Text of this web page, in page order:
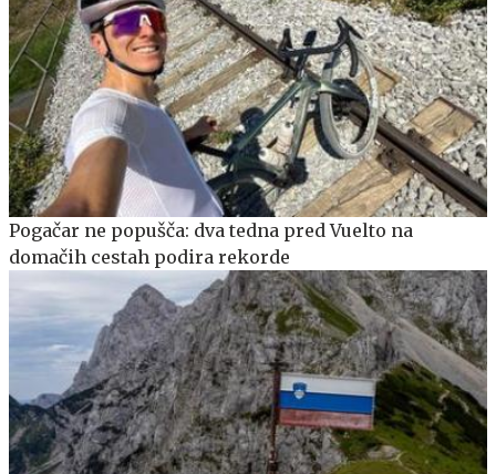
Pogačar ne popušča: dva tedna pred Vuelto na
domačih cestah podira rekorde